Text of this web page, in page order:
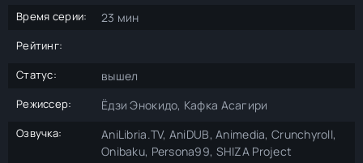
Время серии: 23 мин
Рейтинг:
Статус:
вышел
Режиссер: Ёдзи Энокидо, Кафка Асагири
Озвучка:
AniLibria.TV, AniDUB, Animedia, Crunchyroll,
Onibaku, Persona99, SHIZA Project